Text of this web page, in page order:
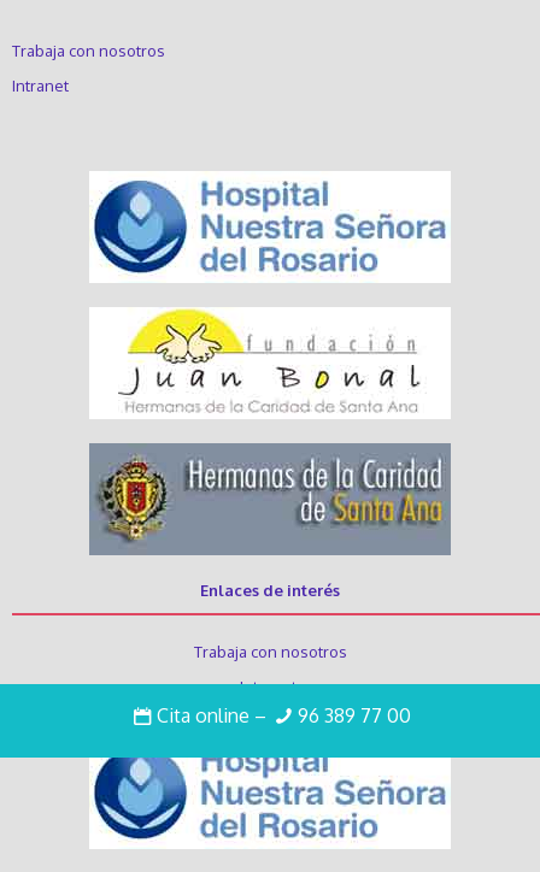
Cita online – 96 389 77 00
Trabaja con nosotros
Intranet
Enlaces de interés
Trabaja con nosotros
Intranet